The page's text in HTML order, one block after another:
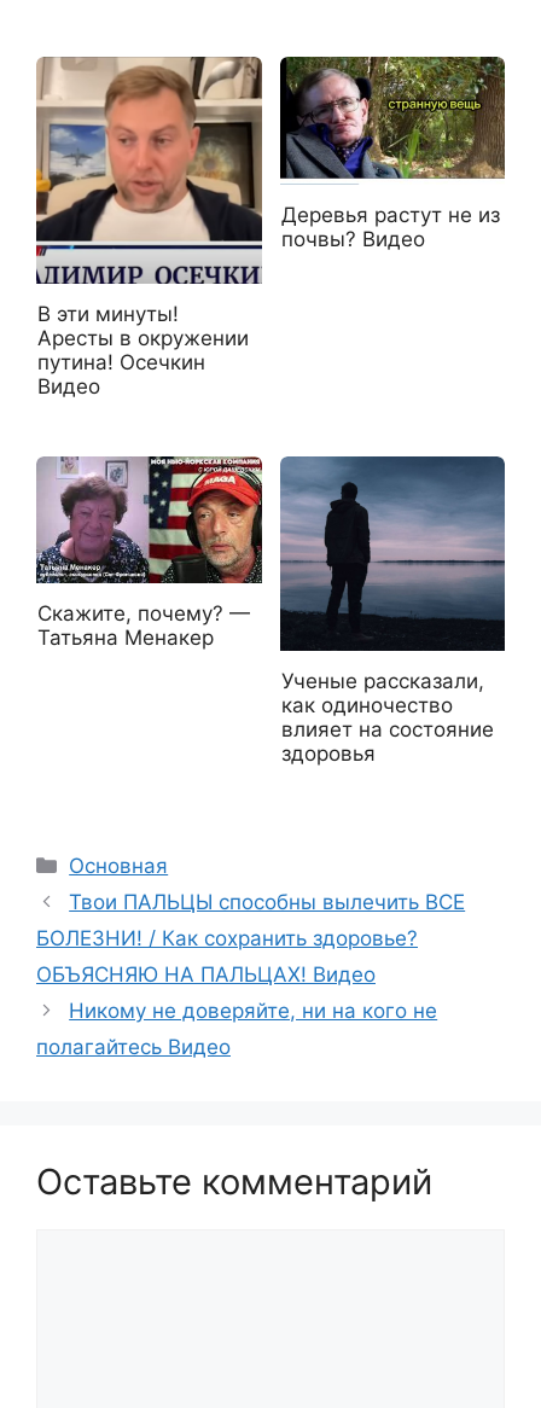
В эти минуты!
Аресты в окружении
путина! Осечкин
Видео
Деревья растут не из
почвы? Видео
Скажите, почему? —
Татьяна Менакер
Ученые рассказали,
как одиночество
влияет на состояние
здоровья
Рубрики
Основная
Твои ПАЛЬЦЫ способны вылечить ВСЕ
БОЛЕЗНИ! / Как сохранить здоровье?
ОБЪЯСНЯЮ НА ПАЛЬЦАХ! Видео
Никому не доверяйте, ни на кого не
полагайтесь Видео
Оставьте комментарий